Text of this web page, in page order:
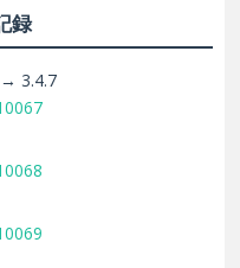
録
3.4.7